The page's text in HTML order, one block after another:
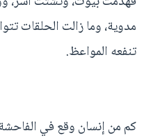
مدوية، وما زالت الحلقات
تنفعه المواعظ.
كم من إنسان وقع في